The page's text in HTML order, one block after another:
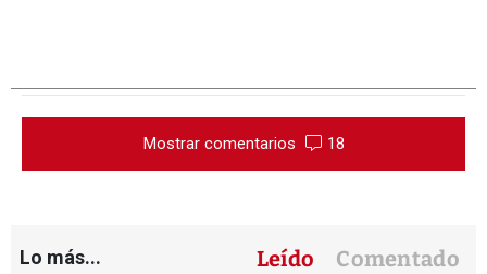
Mostrar comentarios 18
Lo más... Leído Comentado